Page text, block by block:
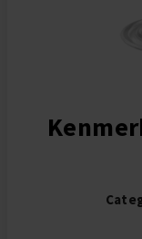
Ga naar het